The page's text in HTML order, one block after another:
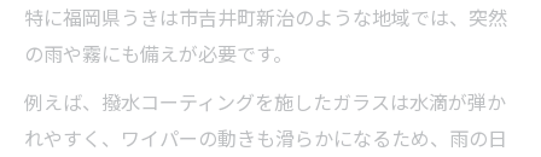
特に福岡県うきは市吉井町新治のような地域では、突然
の雨や霧にも備えが必要です。
例えば、撥水コーティングを施したガラスは水滴が弾か
れやすく、ワイパーの動きも滑らかになるため、雨の日